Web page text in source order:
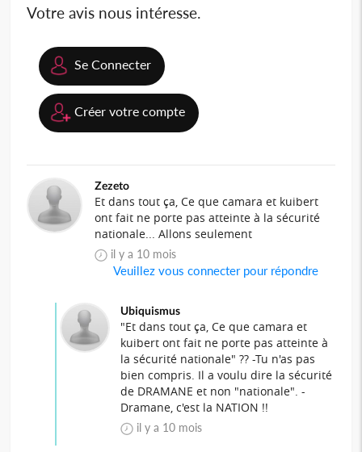
Votre avis nous intéresse.
Se Connecter
Créer votre compte
Zezeto
Et dans tout ça, Ce que camara et kuibert
ont fait ne porte pas atteinte à la sécurité
nationale... Allons seulement
il y a 10 mois
Veuillez vous connecter pour répondre
Ubiquismus
"Et dans tout ça, Ce que camara et
kuibert ont fait ne porte pas atteinte à
la sécurité nationale" ?? -Tu n'as pas
bien compris. Il a voulu dire la sécurité
de DRAMANE et non "nationale". -
Dramane, c'est la NATION !!
il y a 10 mois